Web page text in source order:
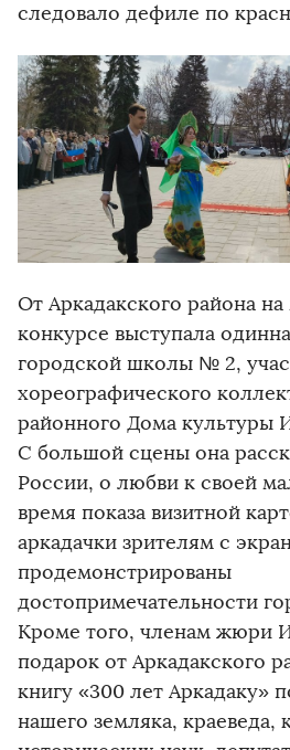
следовало дефиле по
От Аркадакского района
конкурсе выступала
городской школы № 2,
хореографического
районного Дома культуры
С большой сцены она
России, о любви к своей
время показа визитной
аркадачки зрителям с
продемонстрированы
достопримечательности
Кроме того, членам жюри
подарок от Аркадакского
книгу «300 лет Аркадаку»
нашего земляка, краеведа,